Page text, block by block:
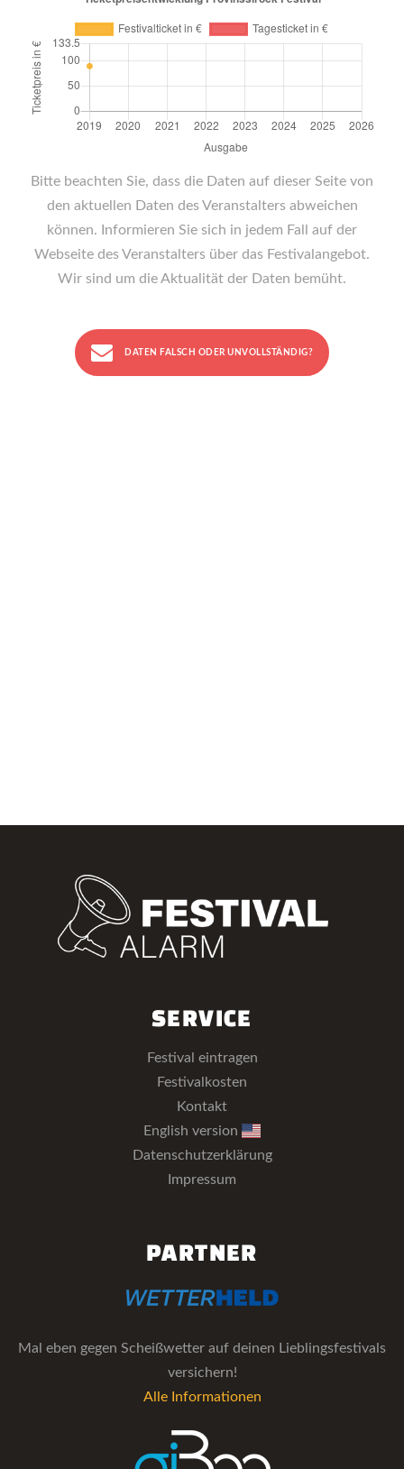
Bitte beachten Sie, dass die Daten auf dieser Seite von
den aktuellen Daten des Veranstalters abweichen
können. Informieren Sie sich in jedem Fall auf der
Webseite des Veranstalters über das Festivalangebot.
Wir sind um die Aktualität der Daten bemüht.
DATEN FALSCH ODER UNVOLLSTÄNDIG?
SERVICE
Festival eintragen
Festivalkosten
Kontakt
English version
Datenschutzerklärung
Impressum
PARTNER
Mal eben gegen Scheißwetter auf deinen Lieblingsfestivals
versichern!
Alle Informationen